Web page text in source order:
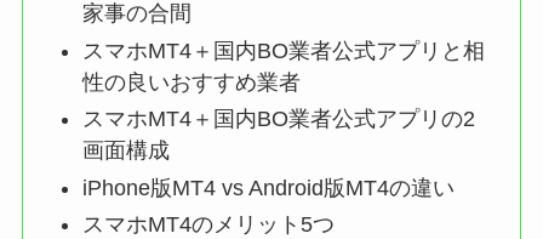
家事の合間
スマホMT4＋国内BO業者公式アプリと相
性の良いおすすめ業者
スマホMT4＋国内BO業者公式アプリの2
画面構成
iPhone版MT4 vs Android版MT4の違い
スマホMT4のメリット5つ